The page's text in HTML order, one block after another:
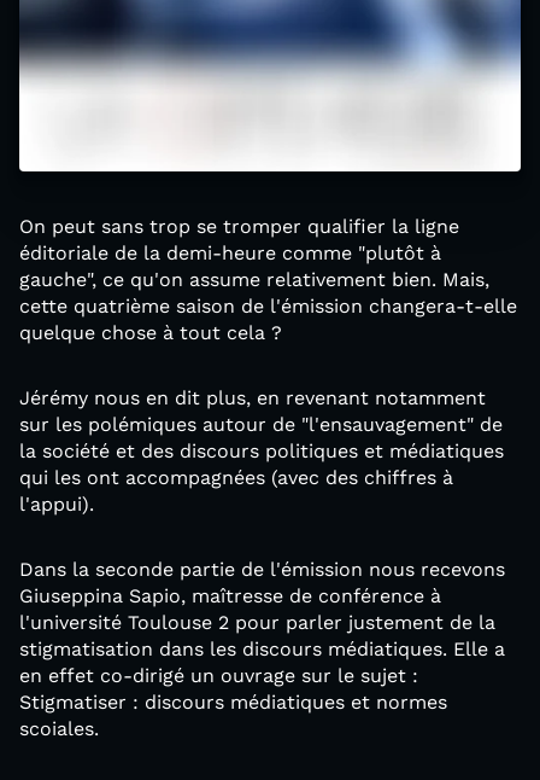
On peut sans trop se tromper qualifier la ligne
éditoriale de la demi-heure comme "plutôt à
gauche", ce qu'on assume relativement bien. Mais,
cette quatrième saison de l'émission changera-t-elle
quelque chose à tout cela ?
Jérémy nous en dit plus, en revenant notamment
sur les polémiques autour de "l'ensauvagement" de
la société et des discours politiques et médiatiques
qui les ont accompagnées (avec des chiffres à
l'appui).
Dans la seconde partie de l'émission nous recevons
Giuseppina Sapio, maîtresse de conférence à
l'université Toulouse 2 pour parler justement de la
stigmatisation dans les discours médiatiques. Elle a
en effet co-dirigé un ouvrage sur le sujet :
Stigmatiser : discours médiatiques et normes
scoiales.